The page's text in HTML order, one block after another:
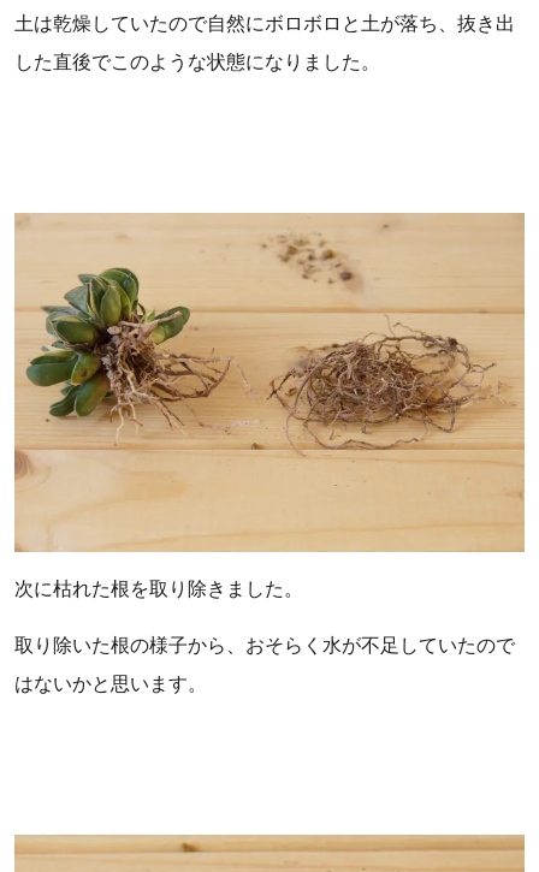
土は乾燥していたので自然にボロボロと土が落ち、抜き出
した直後でこのような状態になりました。
次に枯れた根を取り除きました。
取り除いた根の様子から、おそらく水が不足していたので
はないかと思います。